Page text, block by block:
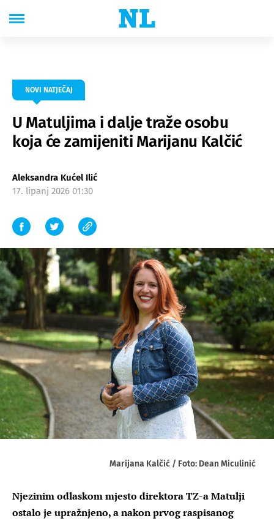
NOVI NATJEČAJ
U Matuljima i dalje traže osobu
koja će zamijeniti Marijanu Kalčić
Aleksandra Kućel Ilić
17. lipanj 2026 01:30
Marijana Kalčić / Foto: Dean Miculinić
Njezinim odlaskom mjesto direktora TZ-a Matulji
ostalo je upražnjeno, a nakon prvog raspisanog